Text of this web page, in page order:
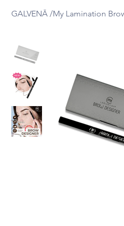
GALVENĀ /My Lamination